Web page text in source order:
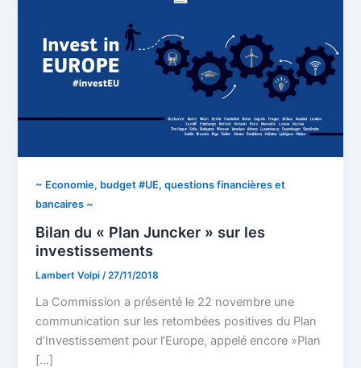
~ Economie, budget #UE, questions financières et
bancaires ~
Bilan du « Plan Juncker » sur les
investissements
Lambert Volpi/27/11/2018
La Commission a présenté le 22 novembre une
communication sur les retombées positives du Plan
d’Investissement pour l’Europe, appelé encore »Plan
[…]